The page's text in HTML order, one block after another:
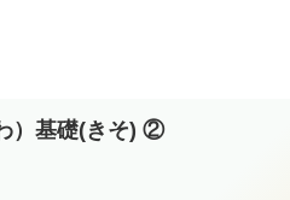
）基礎(きそ) ②